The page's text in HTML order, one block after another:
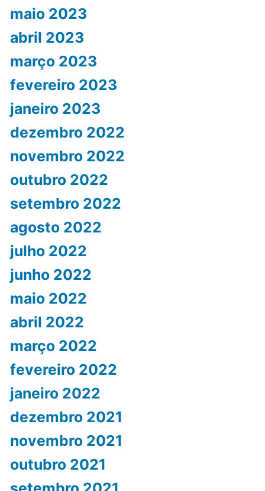
maio 2023
abril 2023
março 2023
fevereiro 2023
janeiro 2023
dezembro 2022
novembro 2022
outubro 2022
setembro 2022
agosto 2022
julho 2022
junho 2022
maio 2022
abril 2022
março 2022
fevereiro 2022
janeiro 2022
dezembro 2021
novembro 2021
outubro 2021